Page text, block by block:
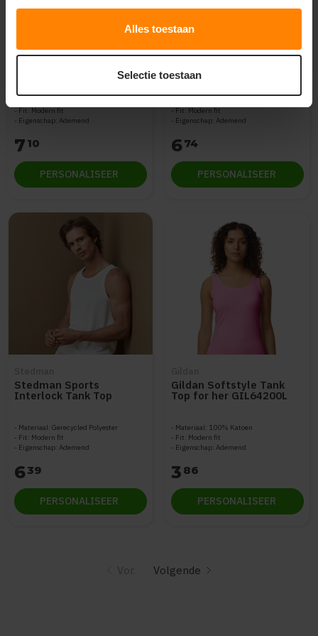
Alles toestaan
Selectie toestaan
Stedman Mesh Tank Top
Fit: Modern fit
Eigenschap: Ademend
7 10
PERSONALISEER
Stedman Sports
her STE8110
Fit: Modern fit
Eigenschap: Ademend
674
PERSONALISEER
Stedman Sports
Interlock Tank Top
Materiaal: Gerecycled Polyester
Fit: Modern fit
Eigenschap: Ademend
639
PERSONALISEER
Gildan Softstyle Tank
Top for her GIL64200L
Materiaal: 100% Katoen
Fit: Modern fit
Eigenschap: Ademend
3 86
PERSONALISEER
Vor. Volgende